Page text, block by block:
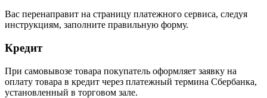
Вас перенаправит на страницу платежного сервиса, следуя
инструкциям, заполните правильную форму.
Кредит
При самовывозе товара покупатель оформляет заявку на
оплату товара в кредит через платежный термина Сбербанка,
установленный в торговом зале.